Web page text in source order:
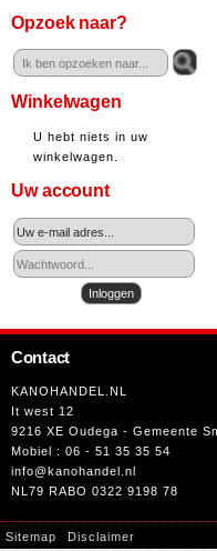
Opzoek naar?
Winkelwagen
U hebt niets in uw
winkelwagen.
Uw account
Contact
KANOHANDEL.NL
It west 12
9216 XE Oudega - Gemeente
Mobiel : 06 - 51 35 35 54
info@kanohandel.nl
NL79 RABO 0322 9198 78
Sitemap Disclaimer